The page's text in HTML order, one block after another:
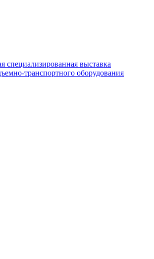
специализированная выставка
транспортного оборудования